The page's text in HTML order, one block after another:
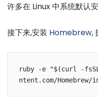
许多在 Linux 中系统默认安
接下来,安装 Homebrew,
ruby -e "$(curl -
ntent.com/